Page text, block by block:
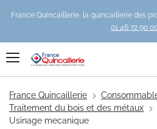
France Quincaillerie, la quincaillerie des
01 46 72 90
France Quincaillerie
Traitement du bois et des métaux
Usinage mecanique